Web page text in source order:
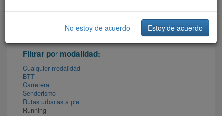
Filtrar las rutas
Filtrar por modalidad:
Cualquier modalidad
BTT
Carretera
Senderismo
Rutas urbanas a pie
Running
No estoy de acuerdo Estoy de acuerdo